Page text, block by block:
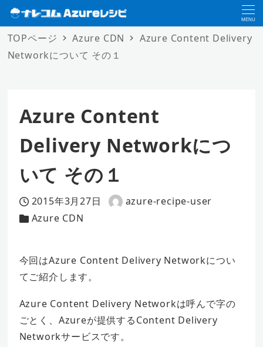
MENU
TOPページ Azure CDN
Azure Content Delivery
Networkについて その１
Azure Content
Delivery Networkにつ
いて その１
投稿日
2015年3月27日
著
azure-recipe-user
カテゴリー
Azure CDN
今回はAzure Content Delivery Networkについ
てご紹介します。
Azure Content Delivery Networkは呼んで字の
ごとく、Azureが提供するContent Delivery
Networkサービスです。